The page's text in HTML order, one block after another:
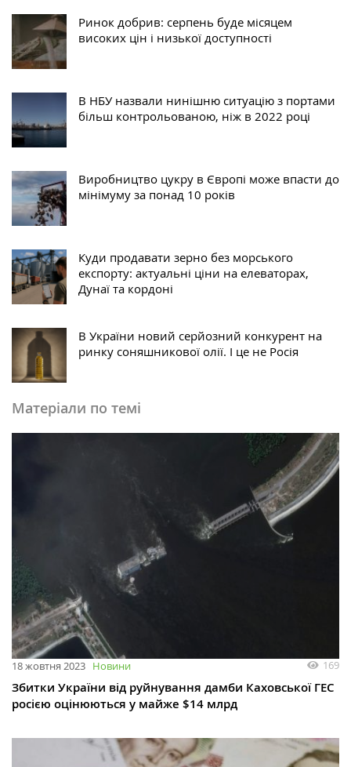
Ринок добрив: серпень буде місяцем
високих цін і низької доступності
В НБУ назвали нинішню ситуацію з портами
більш контрольованою, ніж в 2022 році
Виробництво цукру в Європі може впасти до
мінімуму за понад 10 років
Куди продавати зерно без морського
експорту: актуальні ціни на елеваторах,
Дунаї та кордоні
В України новий серйозний конкурент на
ринку соняшникової олії. І це не Росія
Матеріали по темі
18 жовтня 2023 Новини 169
Збитки України від руйнування дамби Каховської ГЕС
росією оцінюються у майже $14 млрд